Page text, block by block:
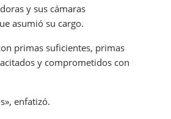
y sus cámaras
asumió su cargo.
primas suficientes, primas
y comprometidos con
enfatizó.